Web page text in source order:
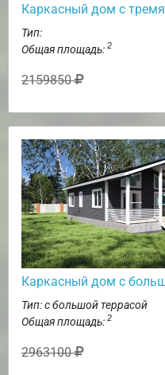
Каркасный дом с
Тип:
Общая площадь: 2
2159850
Каркасный дом с
Тип: с большой террасой
Общая площадь: 2
2963100